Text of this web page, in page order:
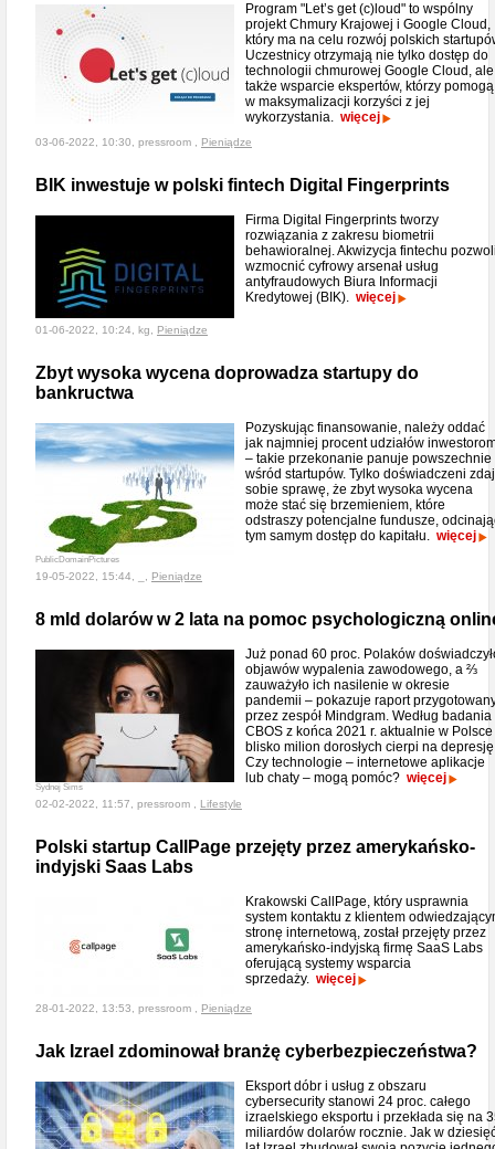
Program "Let’s get (c)loud" to wspólny
projekt Chmury Krajowej i Google Cloud,
który ma na celu rozwój polskich
Uczestnicy otrzymają nie tylko dostęp do
technologii chmurowej Google Cloud, ale
także wsparcie ekspertów, którzy pomogą
w maksymalizacji korzyści z jej
wykorzystania. więcej
03-06-2022, 10:30, pressroom , Pieniądze
BIK inwestuje w polski fintech Digital Fingerprints
Firma Digital Fingerprints tworzy
rozwiązania z zakresu biometrii
behawioralnej. Akwizycja fintechu
wzmocnić cyfrowy arsenał usług
antyfraudowych Biura Informacji
Kredytowej (BIK). więcej
01-06-2022, 10:24, kg, Pieniądze
Zbyt wysoka wycena doprowadza startupy do
bankructwa
PublicDomainPictures
Pozyskując finansowanie, należy oddać
jak najmniej procent udziałów
– takie przekonanie panuje powszechnie
wśród startupów. Tylko doświadczeni
sobie sprawę, że zbyt wysoka wycena
może stać się brzemieniem, które
odstraszy potencjalne fundusze,
tym samym dostęp do kapitału. więcej
19-05-2022, 15:44, _, Pieniądze
8 mld dolarów w 2 lata na pomoc psychologiczną
Sydnej Sims
Już ponad 60 proc. Polaków
objawów wypalenia zawodowego, a ⅔
zauważyło ich nasilenie w okresie
pandemii – pokazuje raport
przez zespół Mindgram. Według badania
CBOS z końca 2021 r. aktualnie w Polsce
blisko milion dorosłych cierpi na
Czy technologie – internetowe aplikacje
lub chaty – mogą pomóc? więcej
02-02-2022, 11:57, pressroom , Lifestyle
Polski startup CallPage przejęty przez amerykańsko-
indyjski Saas Labs
Krakowski CallPage, który usprawnia
system kontaktu z klientem
stronę internetową, został przejęty przez
amerykańsko-indyjską firmę SaaS Labs
oferującą systemy wsparcia
sprzedaży. więcej
28-01-2022, 13:53, pressroom , Pieniądze
Jak Izrael zdominował branżę cyberbezpieczeństwa?
Eksport dóbr i usług z obszaru
cybersecurity stanowi 24 proc. całego
izraelskiego eksportu i przekłada się na
miliardów dolarów rocznie. Jak w